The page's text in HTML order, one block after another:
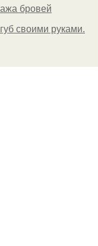
бровей
своими руками.